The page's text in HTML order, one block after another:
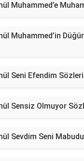
Muhammed’e
Muhammed’in
Seni Efendim Sözleri
Sensiz Olmuyor
Sevdim Seni